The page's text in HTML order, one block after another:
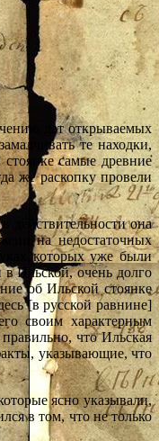
дат открываемых
те находки,
самые древние
же раскопку провели
действительности она
на недостаточных
которых уже были
Ильской, очень долго
об Ильской стоянке
[в русской равнине]
своим характерным
что Ильская
указывающие, что
ясно указывали,
в том, что не только